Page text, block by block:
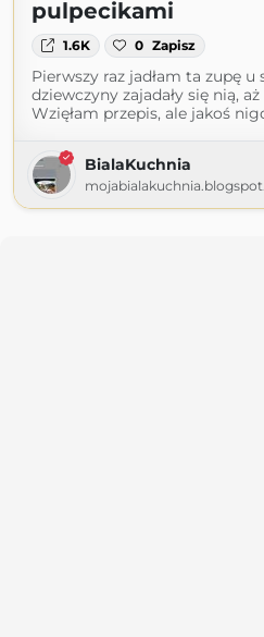
pulpecikami
1.6K 0 Zapisz
Pierwszy raz jadłam ta zupę
dziewczyny zajadały się nią,
Wzięłam przepis, ale jakoś
BialaKuchnia